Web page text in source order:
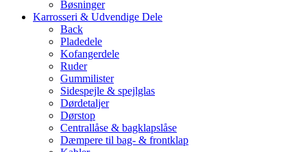
Bøsninger
Karrosseri & Udvendige Dele
Back
Pladedele
Kofangerdele
Ruder
Gummilister
Sidespejle & spejlglas
Dørdetaljer
Dørstop
Centrallåse & bagklapslåse
Dæmpere til bag- & frontklap